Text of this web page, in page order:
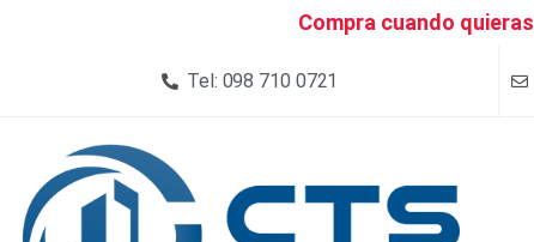
Compra cuando
Tel: 098 710 0721